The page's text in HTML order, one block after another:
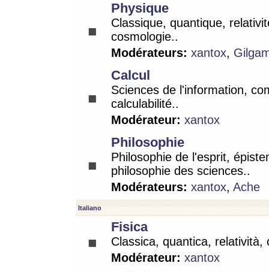
Physique
Classique, quantique,
cosmologie..
Modérateurs: xantox,
Calcul
Sciences de l'information,
calculabilité..
Modérateur: xantox
Philosophie
Philosophie de l'esprit,
philosophie des sciences..
Modérateurs: xantox, Ache
Italiano
Fisica
Classica, quantica, relatività,
Modérateur: xantox